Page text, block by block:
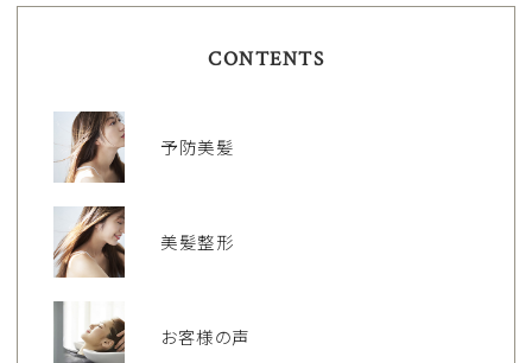
CONTENTS
予防美髪
美髪整形
お客様の声